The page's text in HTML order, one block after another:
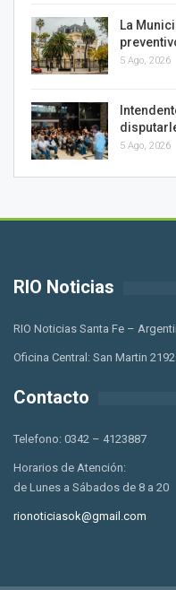
La
5 Ago, 2026
5 Ago, 2026
RIO Noticias
RIO Noticias Santa Fe –
Oficina Central: San Martin
Contacto
Telefono: 0342 – 4123887
Horarios de Atención:
de Lunes a Sábados de 8 a 20
rionoticiasok@gmail.com